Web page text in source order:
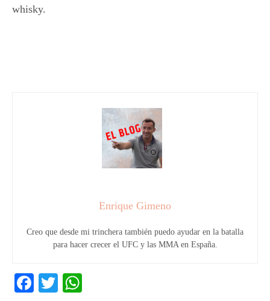
whisky.
Enrique Gimeno
Creo que desde mi trinchera también puedo ayudar en la batalla
para hacer crecer el UFC y las MMA en España.
Facebook
Twitter